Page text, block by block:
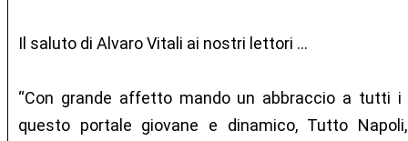
Il saluto di Alvaro Vitali ai nostri lettori …
“Con grande affetto mando un abbraccio a tutti
questo portale giovane e dinamico, Tutto